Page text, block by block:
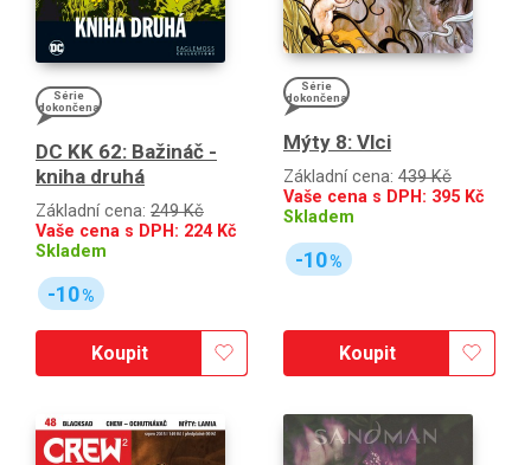
Série
dokončena
DC KK 62: Bažináč -
kniha druhá
Základní cena: 249 Kč
Vaše cena s DPH: 224Kč
Skladem
-10%
Koupit
Série
dokončena
Mýty 8: Vlci
Základní cena: 439 Kč
Vaše cena s DPH: 395 Kč
Skladem
-10%
Koupit